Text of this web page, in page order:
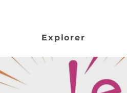
Explorer